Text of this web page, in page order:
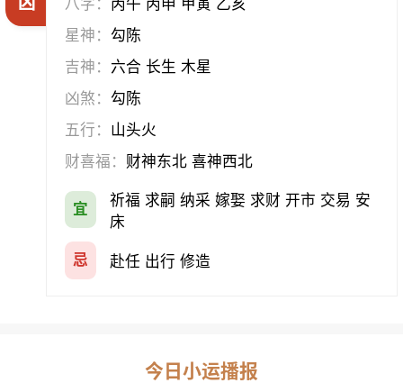
星神： 勾陈
吉神： 六合 长生 木星
凶煞： 勾陈
五行： 山头火
财喜福： 财神东北 喜神西北
宜
祈福 求嗣 纳采 嫁娶 求财 开市 交易 安
床
忌 赴任 出行 修造
今日小运播报